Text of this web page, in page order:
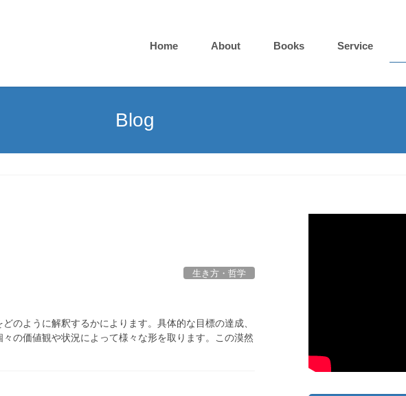
Home About Books Service
Blog
生き方・哲学
のように解釈するかによります。具体的な目標の達成、
の価値観や状況によって様々な形を取ります。この漠然